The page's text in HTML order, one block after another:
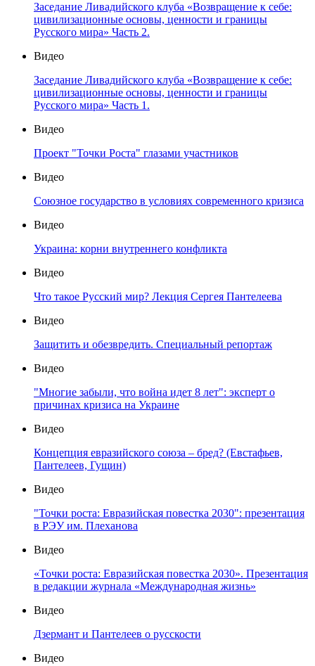
Заседание Ливадийского клуба «Возвращение к себе:
цивилизационные основы, ценности и границы
Русского мира» Часть 2.
Видео
Заседание Ливадийского клуба «Возвращение к себе:
цивилизационные основы, ценности и границы
Русского мира» Часть 1.
Видео
Проект "Точки Роста" глазами участников
Видео
Союзное государство в условиях современного кризиса
Видео
Украина: корни внутреннего конфликта
Видео
Что такое Русский мир? Лекция Сергея Пантелеева
Видео
Защитить и обезвредить. Специальный репортаж
Видео
"Многие забыли, что война идет 8 лет": эксперт о
причинах кризиса на Украине
Видео
Концепция евразийского союза – бред? (Евстафьев,
Пантелеев, Гущин)
Видео
"Точки роста: Евразийская повестка 2030": презентация
в РЭУ им. Плеханова
Видео
«Точки роста: Евразийская повестка 2030». Презентация
в редакции журнала «Международная жизнь»
Видео
Дзермант и Пантелеев о русскости
Видео